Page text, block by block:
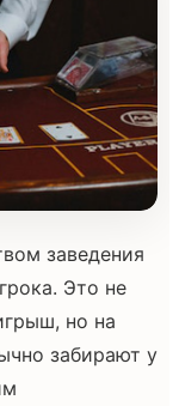
заведения
Это не
но на
забирают у